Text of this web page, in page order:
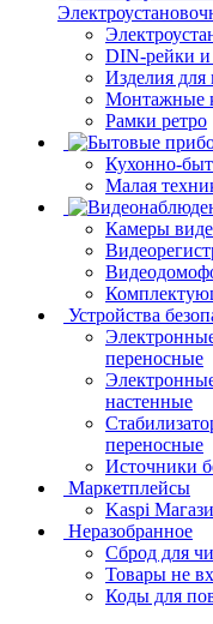
DIN-рейки и
Изделия для
Монтажные
Рамки ретро
Кухонно-
Малая
Камеры
Устройства
переносные
настенные
переносные
Источники
Маркетплейсы
Kaspi
Неразобранное
Сброд для
Товары не
Коды для